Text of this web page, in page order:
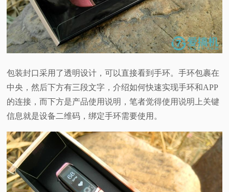
包装封口采用了透明设计，可以直接看到手环。手环包裹在
中央，然后下方有三段文字，介绍如何快速实现手环和APP
的连接，而下方是产品使用说明，笔者觉得使用说明上关键
信息就是设备二维码，绑定手环需要使用。